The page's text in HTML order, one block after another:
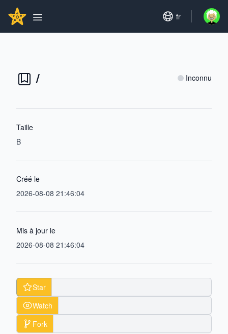
GITHUBSTAR
Open main menu
Set language
fr Open
/ Inconnu
Taille
B
Créé le
2026-08-08 21:46:04
Mis à jour le
2026-08-08 21:46:04
Star
Watch
Fork